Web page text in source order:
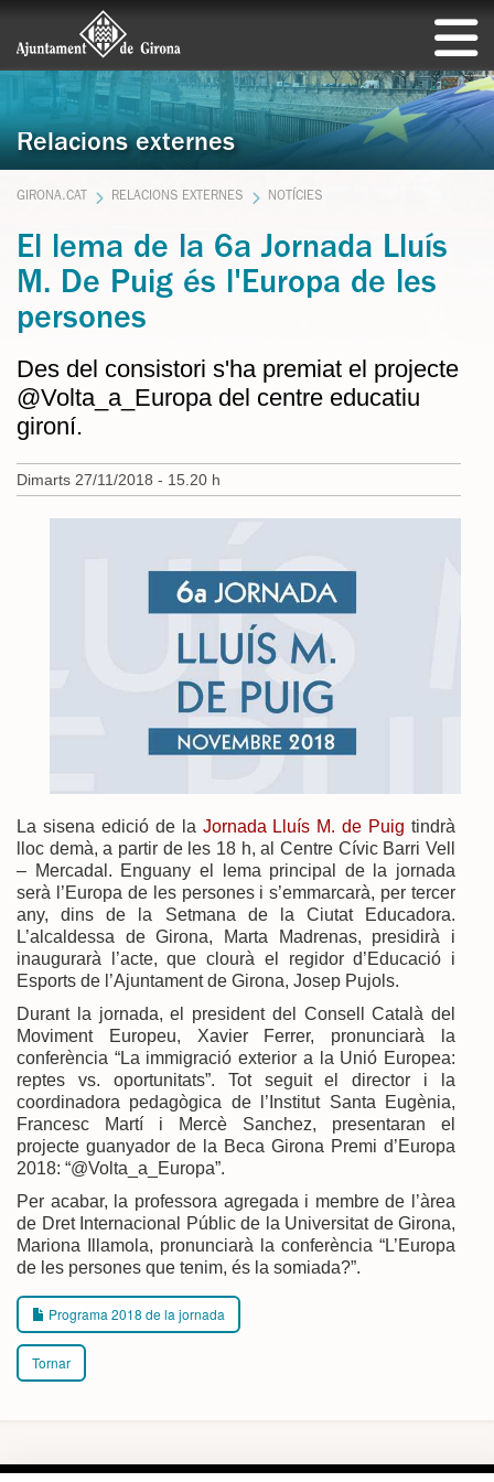
Relacions externes
GIRONA.CAT RELACIONS EXTERNES NOTÍCIES
El lema de la 6a Jornada Lluís
M. De Puig és l'Europa de les
persones
Des del consistori s'ha premiat el projecte
@Volta_a_Europa del centre educatiu
gironí.
Dimarts 27/11/2018 - 15.20 h
La sisena edició de la Jornada Lluís M. de Puig tindrà
lloc demà, a partir de les 18 h, al Centre Cívic Barri Vell
– Mercadal. Enguany el lema principal de la jornada
serà l’Europa de les persones i s’emmarcarà, per tercer
any, dins de la Setmana de la Ciutat Educadora.
L’alcaldessa de Girona, Marta Madrenas, presidirà i
inaugurarà l’acte, que clourà el regidor d’Educació i
Esports de l’Ajuntament de Girona, Josep Pujols.
Durant la jornada, el president del Consell Català del
Moviment Europeu, Xavier Ferrer, pronunciarà la
conferència “La immigració exterior a la Unió Europea:
reptes vs. oportunitats”. Tot seguit el director i la
coordinadora pedagògica de l’Institut Santa Eugènia,
Francesc Martí i Mercè Sanchez, presentaran el
projecte guanyador de la Beca Girona Premi d’Europa
2018: “@Volta_a_Europa”.
Per acabar, la professora agregada i membre de l’àrea
de Dret Internacional Públic de la Universitat de Girona,
Mariona Illamola, pronunciarà la conferència “L’Europa
de les persones que tenim, és la somiada?”.
Programa 2018 de la jornada
Tornar